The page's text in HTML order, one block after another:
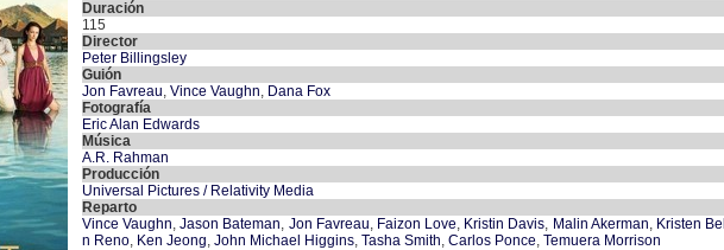
Duración
115
Director
Peter Billingsley
Guión
Jon Favreau, Vince Vaughn, Dana Fox
Fotografía
Eric Alan Edwards
Música
A.R. Rahman
Producción
Universal Pictures / Relativity Media
Reparto
Vince Vaughn,Jason Bateman, Jon Favreau, Faizon Love, Kristin Davis, Malin Akerman, Kristen Bell
n Reno, Ken Jeong, John Michael Higgins, Tasha Smith, Carlos Ponce, Temuera Morrison